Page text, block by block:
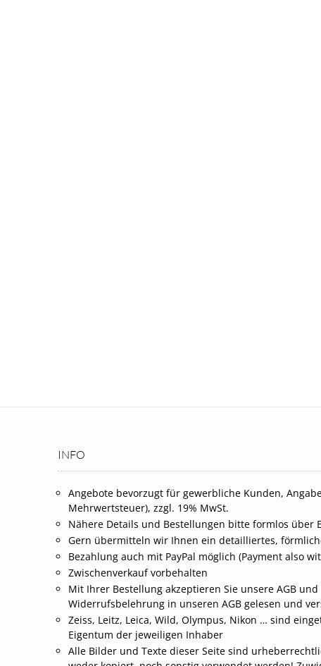
INFO
Angebote bevorzugt für gewerbliche Kunden,
Mehrwertsteuer), zzgl. 19% MwSt.
Nähere Details und Bestellungen bitte formlos über
Gern übermitteln wir Ihnen ein detailliertes,
Bezahlung auch mit PayPal möglich (Payment also
Zwischenverkauf vorbehalten
Mit Ihrer Bestellung akzeptieren Sie unsere AGB
Widerrufsbelehrung in unseren AGB gelesen und
Zeiss, Leitz, Leica, Wild, Olympus, Nikon … sind
Eigentum der jeweiligen Inhaber
Alle Bilder und Texte dieser Seite sind